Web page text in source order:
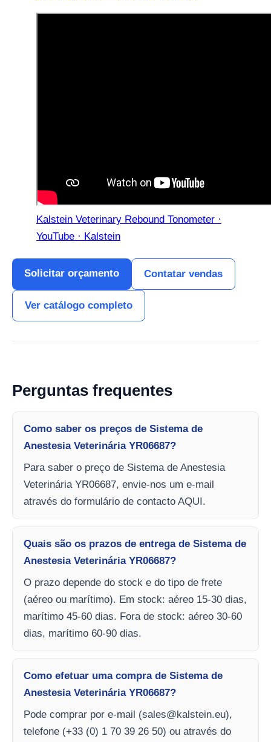
Kalstein Veterinary Rebound Tonometer ·
YouTube · Kalstein
Solicitar orçamento Contatar vendas
Ver catálogo completo
Perguntas frequentes
Como saber os preços de Sistema de
Anestesia Veterinária YR06687?
Para saber o preço de Sistema de Anestesia
Veterinária YR06687, envie-nos um e-mail
através do formulário de contacto AQUI.
Quais são os prazos de entrega de Sistema de
Anestesia Veterinária YR06687?
O prazo depende do stock e do tipo de frete
(aéreo ou marítimo). Em stock: aéreo 15-30 dias,
marítimo 45-60 dias. Fora de stock: aéreo 30-60
dias, marítimo 60-90 dias.
Como efetuar uma compra de Sistema de
Anestesia Veterinária YR06687?
Pode comprar por e-mail (sales@kalstein.eu),
telefone (+33 (0) 1 70 39 26 50) ou através do